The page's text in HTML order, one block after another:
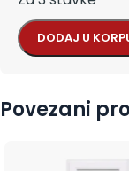
DODAJ U
Povezani